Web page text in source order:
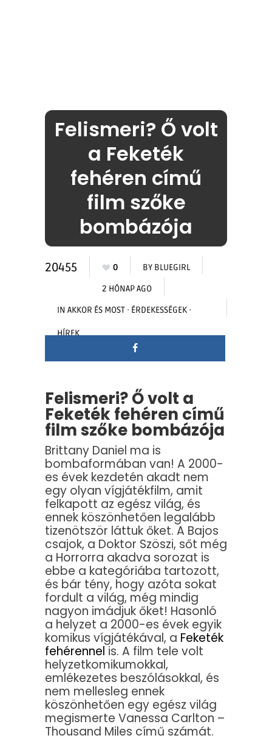
Felismeri? Ő volt
a Feketék
fehéren című
film szőke
bombázója
20455 0 BY BLUEGIRL
2 HÓNAP AGO
IN AKKOR ÉS MOST · ÉRDEKESSÉGEK ·
HÍREK
Felismeri? Ő volt a
Feketék fehéren című
film szőke bombázója
Brittany Daniel ma is
bombaformában van! A 2000-
es évek kezdetén akadt nem
egy olyan vígjátékfilm, amit
felkapott az egész világ, és
ennek köszönhetően legalább
tizenötször láttuk őket. A Bajos
csajok, a Doktor Szöszi, sőt még
a Horrorra akadva sorozat is
ebbe a kategóriába tartozott,
és bár tény, hogy azóta sokat
fordult a világ, még mindig
nagyon imádjuk őket! Hasonló
a helyzet a 2000-es évek egyik
komikus vígjátékával, a Feketék
fehérennel is. A film tele volt
helyzetkomikumokkal,
emlékezetes beszólásokkal, és
nem mellesleg ennek
köszönhetően egy egész világ
megismerte Vanessa Carlton –
Thousand Miles című számát.